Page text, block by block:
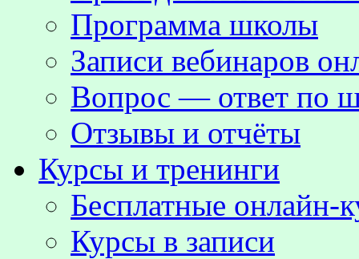
Программа школы
Записи вебинаров
Вопрос — ответ по
Отзывы и отчёты
Курсы и тренинги
Бесплатные онлайн-
Курсы в записи